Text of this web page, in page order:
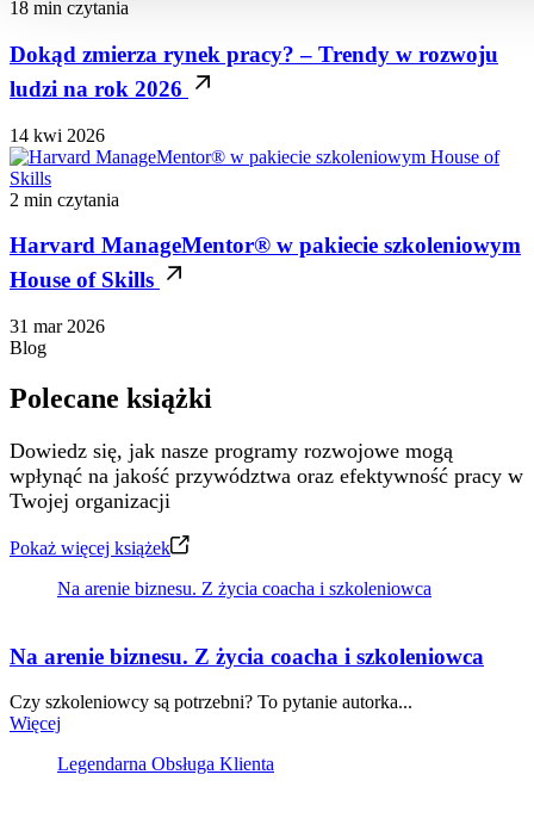
18 min czytania
Dokąd zmierza rynek pracy? – Trendy w rozwoju
ludzi na rok 2026
14 kwi 2026
2 min czytania
Harvard ManageMentor® w pakiecie szkoleniowym
House of Skills
31 mar 2026
Blog
Polecane książki
Dowiedz się, jak nasze programy rozwojowe mogą
wpłynąć na jakość przywództwa oraz efektywność pracy w
Twojej organizacji
Pokaż więcej książek
Na arenie biznesu. Z życia coacha i szkoleniowca
Na arenie biznesu. Z życia coacha i szkoleniowca
Czy szkoleniowcy są potrzebni? To pytanie autorka...
Więcej
Legendarna Obsługa Klienta